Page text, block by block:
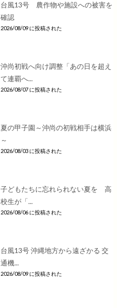
台風13号 農作物や施設への被害を
確認
2026/08/09 に投稿された
沖尚初戦へ向け調整「あの日を超え
て連覇へ...
2026/08/07 に投稿された
夏の甲子園～沖尚の初戦相手は横浜
～
2026/08/03 に投稿された
子どもたちに忘れられない夏を 高
校生が「...
2026/08/06 に投稿された
台風13号 沖縄地方から遠ざかる 交
通機...
2026/08/09 に投稿された